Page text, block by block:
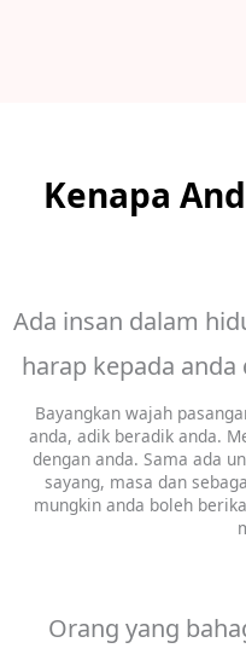
Kenapa
Ada insan dalam
harap kepada anda
Bayangkan wajah
anda, adik beradik anda.
dengan anda. Sama ada
sayang, masa dan
mungkin anda boleh
Orang yang